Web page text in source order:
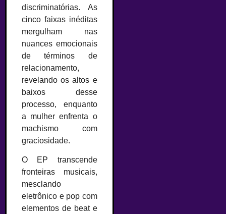
discriminatórias. As
cinco faixas inéditas
mergulham nas
nuances emocionais
de términos de
relacionamento,
revelando os altos e
baixos desse
processo, enquanto
a mulher enfrenta o
machismo com
graciosidade.
O EP transcende
fronteiras musicais,
mesclando
eletrônico e pop com
elementos de beat e